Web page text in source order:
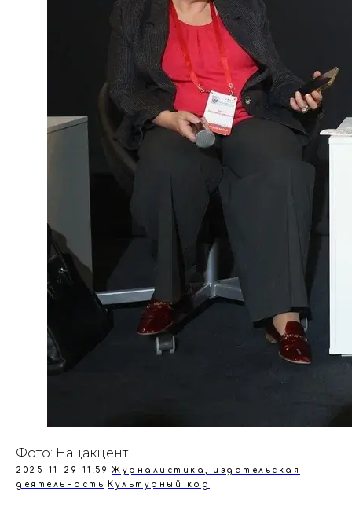
Фото: Нацакцент.
2025-11-29 11:59
Журналистика, издательская
деятельность
Культурный код